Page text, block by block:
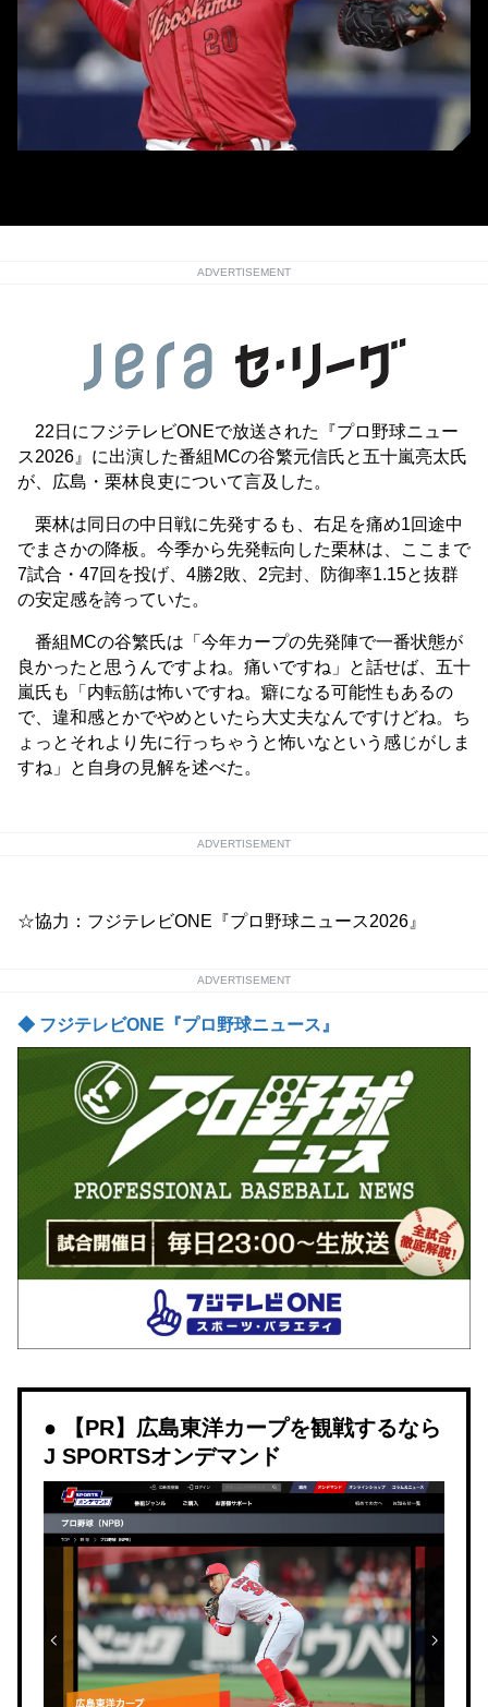
ADVERTISEMENT
22日にフジテレビONEで放送された『プロ野球ニュー
ス2026』に出演した番組MCの谷繁元信氏と五十嵐亮太氏
が、広島・栗林良吏について言及した。
栗林は同日の中日戦に先発するも、右足を痛め1回途中
でまさかの降板。今季から先発転向した栗林は、ここまで
7試合・47回を投げ、4勝2敗、2完封、防御率1.15と抜群
の安定感を誇っていた。
番組MCの谷繁氏は「今年カープの先発陣で一番状態が
良かったと思うんですよね。痛いですね」と話せば、五十
嵐氏も「内転筋は怖いですね。癖になる可能性もあるの
で、違和感とかでやめといたら大丈夫なんですけどね。ち
ょっとそれより先に行っちゃうと怖いなという感じがしま
すね」と自身の見解を述べた。
ADVERTISEMENT
☆協力：フジテレビONE『プロ野球ニュース2026』
ADVERTISEMENT
◆ フジテレビONE『プロ野球ニュース』
【PR】広島東洋カープを観戦するなら
J SPORTSオンデマンド